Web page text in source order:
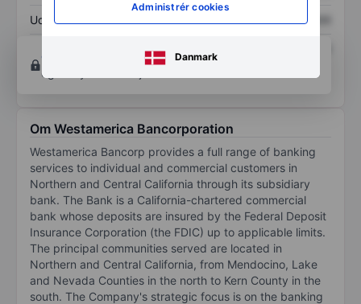
Administrér cookies
Danmark
Udbytte pr. aktie XXXXXXX
Opret konto
for at få adgang til flere diagrammer
og analyse værktøjer.
Om Westamerica Bancorporation
Westamerica Bancorp provides a full range of banking
services to individual and commercial customers in
Northern and Central California through its subsidiary
bank. The Bank is a California-chartered commercial
bank whose deposits are insured by the Federal Deposit
Insurance Corporation (the FDIC) up to applicable limits.
The principal communities served are located in
Northern and Central California, from Mendocino, Lake
and Nevada Counties in the north to Kern County in the
south. The Company's strategic focus is on the banking